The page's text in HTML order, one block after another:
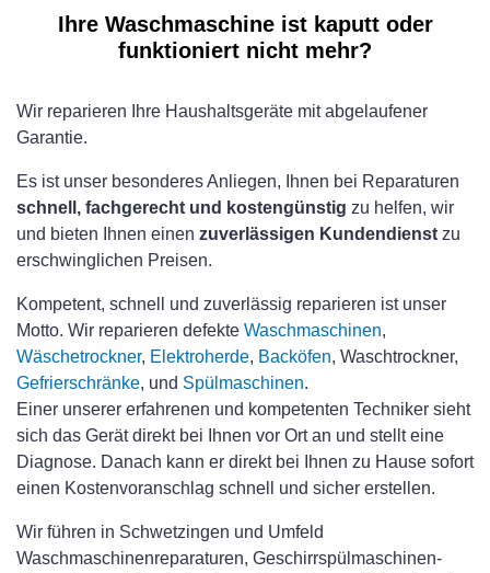
Ihre Waschmaschine ist kaputt oder
funktioniert nicht mehr?
Wir reparieren Ihre Haushaltsgeräte mit abgelaufener
Garantie.
Es ist unser besonderes Anliegen, Ihnen bei Reparaturen
schnell, fachgerecht und kostengünstig zu helfen, wir
und bieten Ihnen einen zuverlässigen Kundendienst zu
erschwinglichen Preisen.
Kompetent, schnell und zuverlässig reparieren ist unser
Motto. Wir reparieren defekte Waschmaschinen,
Wäschetrockner, Elektroherde, Backöfen, Waschtrockner,
Gefrierschränke, und Spülmaschinen.
Einer unserer erfahrenen und kompetenten Techniker sieht
sich das Gerät direkt bei Ihnen vor Ort an und stellt eine
Diagnose. Danach kann er direkt bei Ihnen zu Hause sofort
einen Kostenvoranschlag schnell und sicher erstellen.
Wir führen in Schwetzingen und Umfeld
Waschmaschinenreparaturen, Geschirrspülmaschinen-